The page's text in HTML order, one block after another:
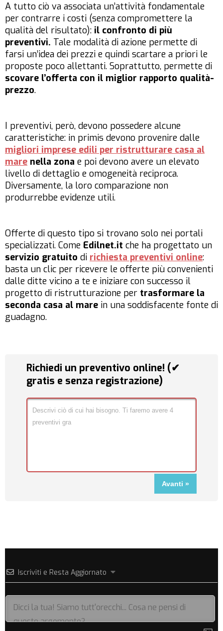
A tutto ciò va associata un’attività fondamentale
per contrarre i costi (senza compromettere la
qualità del risultato): il confronto di più
preventivi. Tale modalità di azione permette di
farsi un’idea dei prezzi e quindi scartare a priori le
proposte poco allettanti. Soprattutto, permette di
scovare l’offerta con il miglior rapporto qualità-
prezzo.
I preventivi, però, devono possedere alcune
caratteristiche: in primis devono provenire dalle
migliori imprese edili per ristrutturare casa al
mare nella zona e poi devono avere un elevato
livello di dettaglio e omogeneità reciproca.
Diversamente, la loro comparazione non
produrrebbe evidenze utili.
Offerte di questo tipo si trovano solo nei portali
specializzati. Come Edilnet.it che ha progettato un
servizio gratuito di richiesta preventivi online:
basta un clic per ricevere le offerte più convenienti
dalle ditte vicino a te e iniziare con successo il
progetto di ristrutturazione per trasformare la
seconda casa al mare in una soddisfacente fonte di
guadagno.
Richiedi un preventivo online! (✔
gratis e senza registrazione)
Iscriviti e Resta Aggiornato